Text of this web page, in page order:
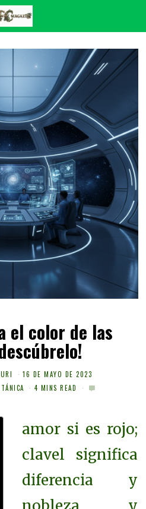
el color de las
16 DE MAYO DE 2023
4 MINS READ
amor si es rojo;
clavel significa
diferencia y